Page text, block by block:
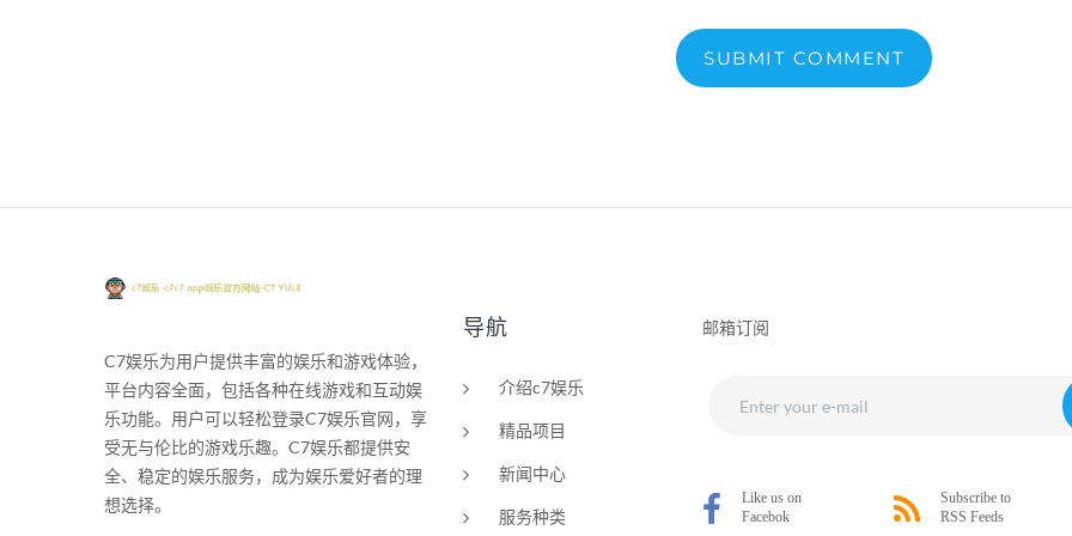
SUBMIT COMMENT
C7娱乐为用户提供丰富的娱乐和游戏体验，
平台内容全面，包括各种在线游戏和互动娱
乐功能。用户可以轻松登录C7娱乐官网，享
受无与伦比的游戏乐趣。C7娱乐都提供安
全、稳定的娱乐服务，成为娱乐爱好者的理
想选择。
导航
介绍c7娱乐
精品项目
新闻中心
服务种类
邮箱订阅